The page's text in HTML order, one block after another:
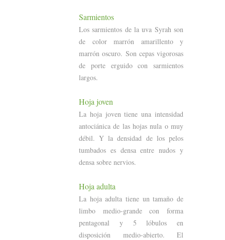
Sarmientos
Los sarmientos de la uva Syrah son
de color marrón amarillento y
marrón oscuro. Son cepas vigorosas
de porte erguido con sarmientos
largos.
Hoja joven
La hoja joven tiene una intensidad
antociánica de las hojas nula o muy
débil. Y la densidad de los pelos
tumbados es densa entre nudos y
densa sobre nervios.
Hoja adulta
La hoja adulta tiene un tamaño de
limbo medio-grande con forma
pentagonal y 5 lóbulos en
disposición medio-abierto. El